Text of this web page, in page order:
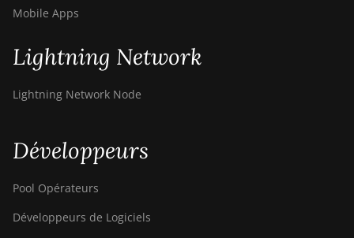
Mobile Apps
Lightning Network
Lightning Network Node
Développeurs
Pool Opérateurs
Développeurs de Logiciels